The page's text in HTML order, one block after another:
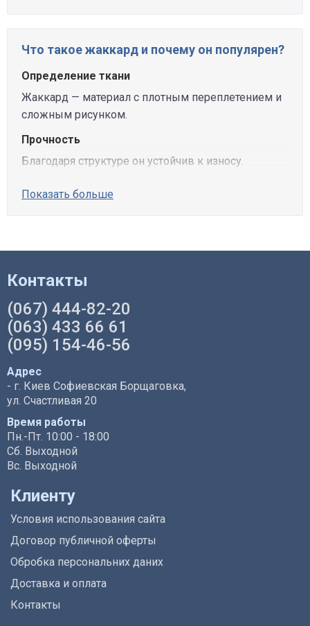
Что такое жаккард и почему он популярен?
Определение ткани
Жаккард — материал с плотным переплетением и
сложным рисунком.
Прочность
Благодаря структуре он устойчив к износу.
Показать больше
Контакты
(067) 444-82-20
(063) 433 66 61
(095) 154-46-56
Адрес
- г. Киев Софиевская Борщаговка,
ул. Счастливая 20
Время работы
Пн.-Пт. 10:00 - 18:00
Сб. Выходной
Вс. Выходной
Клиенту
Условия использования сайта
Договор публичной оферты
Обробка персональних даних
Доставка и оплата
Контакты